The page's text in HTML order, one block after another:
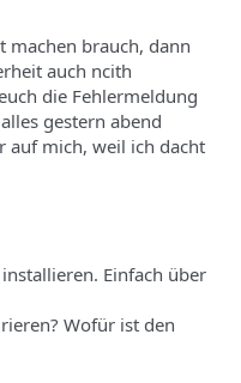
machen brauch, dann
auch ncith
die Fehlermeldung
gestern abend
auf mich, weil ich dacht
Einfach über
Wofür ist den